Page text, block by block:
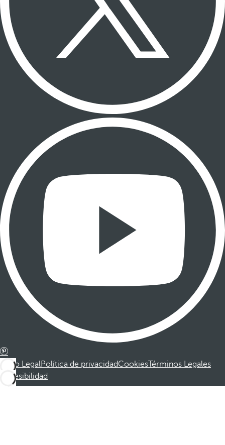
Aviso LegalPolítica de privacidadCookies Términos Legales
Accesibilidad